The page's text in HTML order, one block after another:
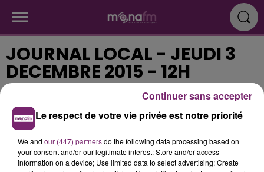
JOURNAL LOCAL - JEUDI 3
DECEMBRE 2015 - 12H
Publié : 4 décembre 2015 à 9h47
566153c68c7c46.99714101.mp3
Le respect de votre vie privée est notre priorité
We and our (447) partnersdo the following data processing based on
your consent and/or our legitimate interest: Store and/or access
information on a device; Use limited data to select advertising; Create
Continuer sans accepter